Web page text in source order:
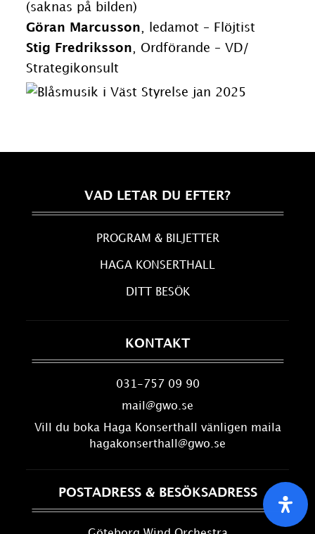
(saknas på bilden)
Göran Marcusson , ledamot – Flöjtist
Stig Fredriksson , Ordförande – VD/
Strategikonsult
VAD LETAR DU EFTER?
PROGRAM & BILJETTER
HAGA KONSERTHALL
DITT BESÖK
KONTAKT
031-757 09 90
mail@gwo.se
Vill du boka Haga Konserthall vänligen maila
hagakonserthall@gwo.se
POSTADRESS & BESÖKSADRESS